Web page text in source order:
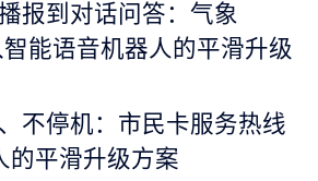
报到对话问答：气象
能语音机器人的平滑升级
不停机：市民卡服务热线
的平滑升级方案